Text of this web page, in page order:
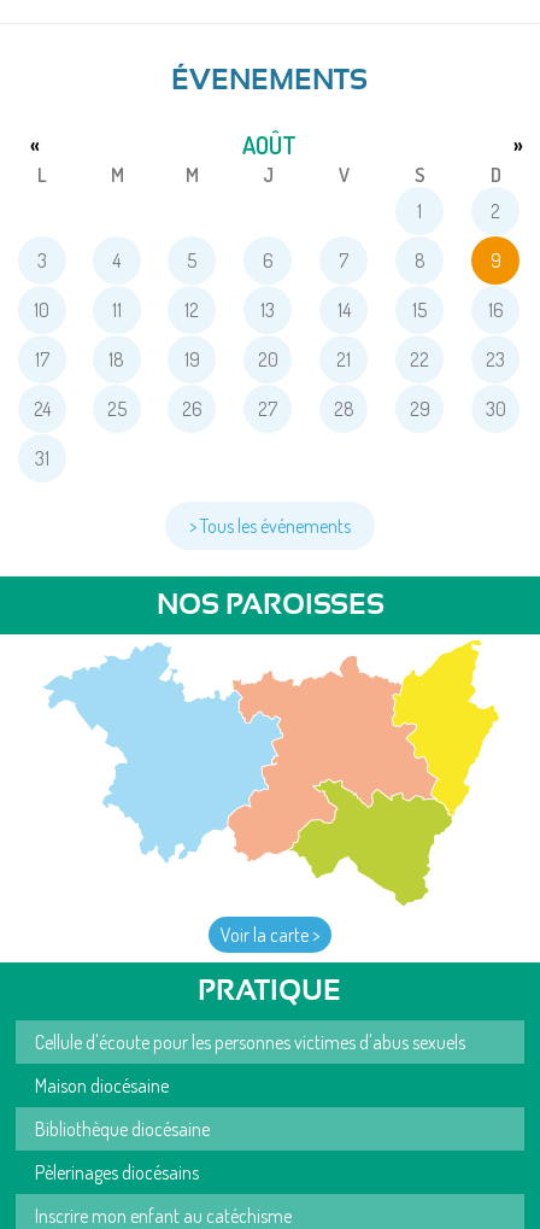
ÉVENEMENTS
AOÛT
« »
L M M J V S
D
1
2
3 4 5 6 7 8 9
10 11 12 13 14 15 16
17 18 19 20 21 22 23
24 25 26 27 28 29 30
31
> Tous les événements
NOS PAROISSES
Voir la carte >
PRATIQUE
Cellule d'écoute pour les personnes victimes d'abus sexuels
Maison diocésaine
Bibliothèque diocésaine
Pèlerinages diocésains
Inscrire mon enfant au catéchisme